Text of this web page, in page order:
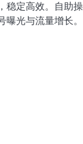
稳定高效。自助操
光与流量增长。